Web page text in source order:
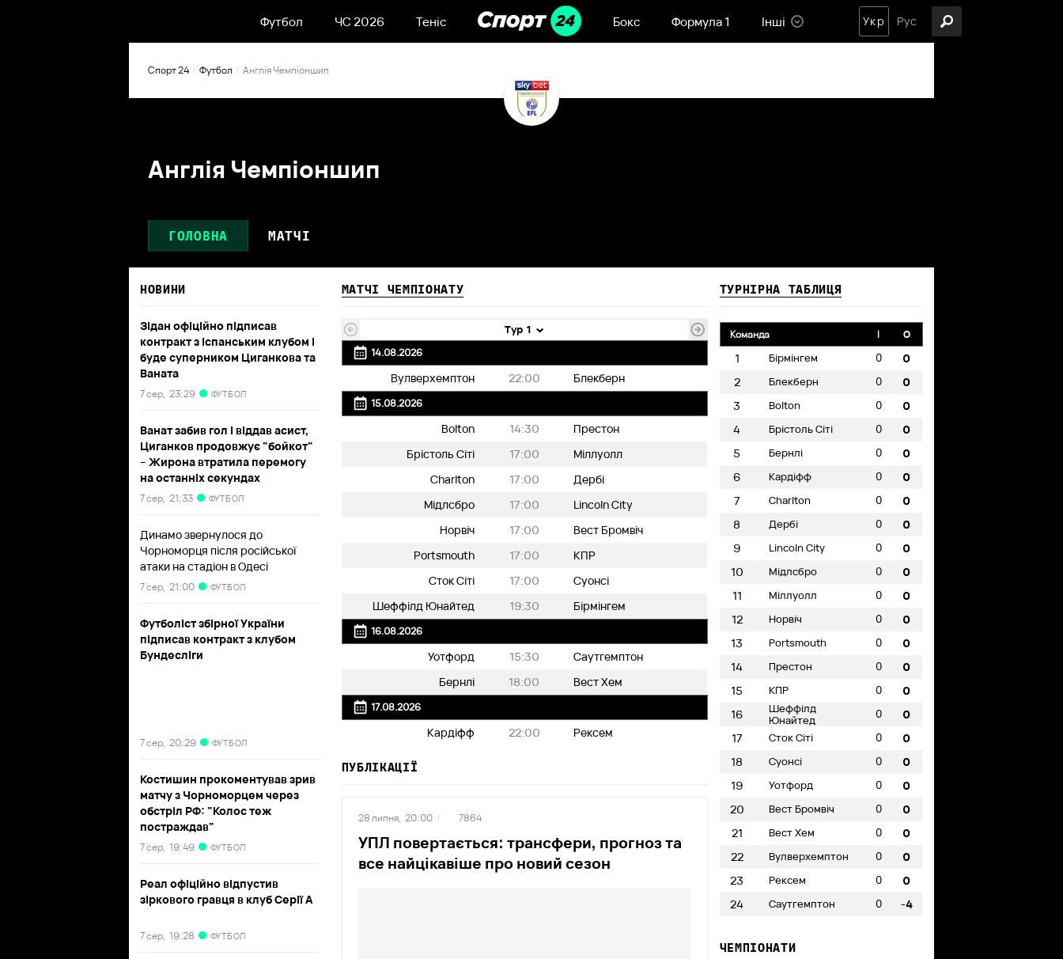
Футбол ЧС 2026 Теніс Бокс Формула 1 Інші Укр Рус
Спорт 24 Футбол Англія Чемпіоншип
Англія Чемпіоншип
ГОЛОВНА МАТЧІ
НОВИНИ
Зідан офіційно підписав
контракт з іспанським клубом і
буде суперником Циганкова та
Ваната
7 сер, 23:29 ФУТБОЛ
Ванат забив гол і віддав асист,
Циганков продовжує "бойкот"
– Жирона втратила перемогу
на останніх секундах
7 сер, 21:33 ФУТБОЛ
Динамо звернулося до
Чорноморця після російської
атаки на стадіон в Одесі
7 сер, 21:00 ФУТБОЛ
Футболіст збірної України
підписав контракт з клубом
Бундесліги
7 сер, 20:29 ФУТБОЛ
Костишин прокоментував зрив
матчу з Чорноморцем через
обстріл РФ: "Колос теж
постраждав"
7 сер, 19:49 ФУТБОЛ
Реал офіційно відпустив
зіркового гравця в клуб Серії А
7 сер, 19:28 ФУТБОЛ
МАТЧІ ЧЕМПІОНАТУ
Тур 1
14.08.2026
Вулверхемптон 22:00 Блекберн
15.08.2026
Bolton 14:30
Престон
Брістоль Сіті
17:00
Міллуолл
Charlton
17:00
Дербі
Мідлсбро
17:00
Lincoln City
Норвіч
17:00
Вест Бромвіч
Portsmouth
17:00
КПР
Сток Сіті
17:00
Суонсі
Шеффілд Юнайтед
19:30 Бірмінгем
16.08.2026
Уотфорд 15:30
Саутгемптон
Бернлі
18:00 Вест Хем
17.08.2026
Кардіфф 22:00 Рексем
ПУБЛІКАЦІЇ
УПЛ повертається: трансфери, прогноз та
все найцікавіше про новий сезон
28 липня, 20:00 / 7864
ТУРНІРНА ТАБЛИЦЯ
Команда I O
1 Бірмінгем 0
0
2
Блекберн 0
0
3
Bolton 0
0
4
Брістоль Сіті 0
0
5
Бернлі 0
0
6
Кардіфф 0
0
7
Charlton 0
0
8
Дербі 0
0
9
Lincoln City 0
0
10
Мідлсбро 0
0
11
Міллуолл 0
0
12
Норвіч 0
0
13
Portsmouth 0
0
14
Престон 0
0
15
КПР 0
0
16
Шеффілд
Юнайтед
0
0
17
Сток Сіті 0
0
18
Суонсі 0
0
19
Уотфорд 0
0
20
Вест Бромвіч 0
0
21
Вест Хем 0
0
22
Вулверхемптон 0
0
23
Рексем 0
0
24
Саутгемптон 0 -4
ЧЕМПІОНАТИ